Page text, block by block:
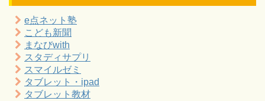
e点ネット塾
こども新聞
まなびwith
スタディサプリ
スマイルゼミ
タブレット・ipad
タブレット教材